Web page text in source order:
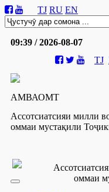
TJ RU EN
09:39 / 2026-08-07
TJ
АМВАОМТ
Ассотсиатсияи милли
оммаи мустақили
оммаи